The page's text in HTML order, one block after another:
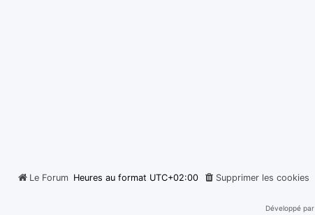
Le Forum Heures au format UTC+02:00 Supprimer les cookies
Développé par